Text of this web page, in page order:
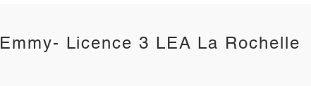
Emmy- Licence 3 LEA La Rochelle